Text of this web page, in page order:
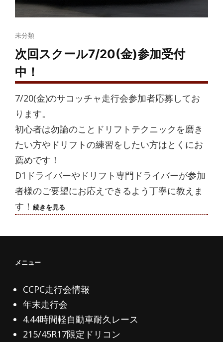
Cat
Links
未分類
次回スクール7/20(金)参加受付
中！
7/20(金)のサコッチャ走行会参加者応募してお
ります。
初心者は勿論のことドリフトテクニックを磨き
たい方やドリフトの練習をしたい方はとくにお
薦めです！
D1ドライバーやドリフト専門ドライバーが参加
者様のご要望にお応えできるよう丁寧に教えま
す！ 続きを見る
回
付
メニュー
CCPC走行会情報
年末走行会
4.44時間軽自動車耐久レース
215/45R17限定ドリコン